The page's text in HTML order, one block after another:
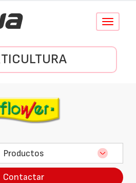
Conmutar
Productos
Contactar